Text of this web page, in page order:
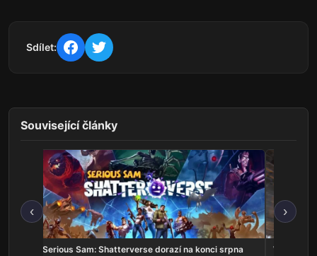
Sdílet:
Související články
‹
Serious Sam: Shatterverse dorazí na konci srpna
›